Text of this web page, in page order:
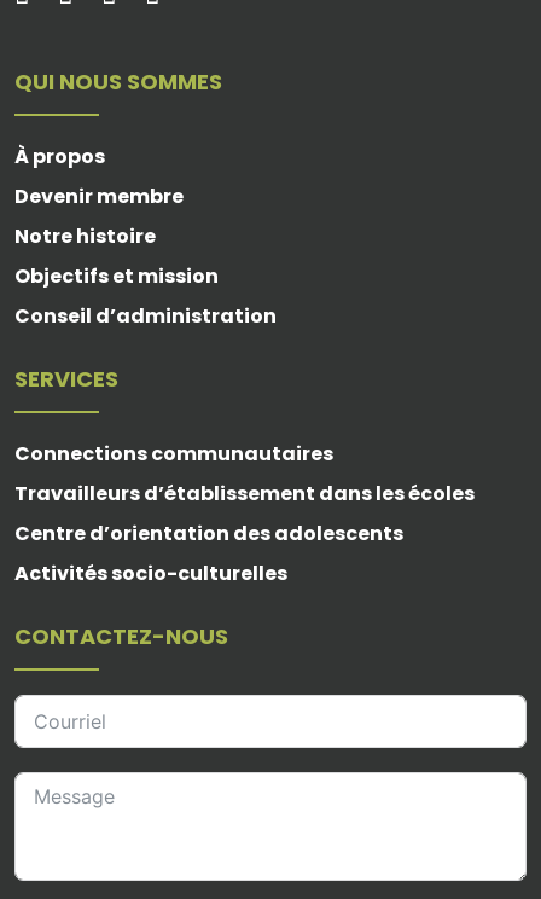
QUI NOUS SOMMES
À propos
Devenir membre
Notre histoire
Objectifs et mission
Conseil d’administration
SERVICES
Connections communautaires
Travailleurs d’établissement dans les écoles
Centre d’orientation des adolescents
Activités socio-culturelles
CONTACTEZ-NOUS